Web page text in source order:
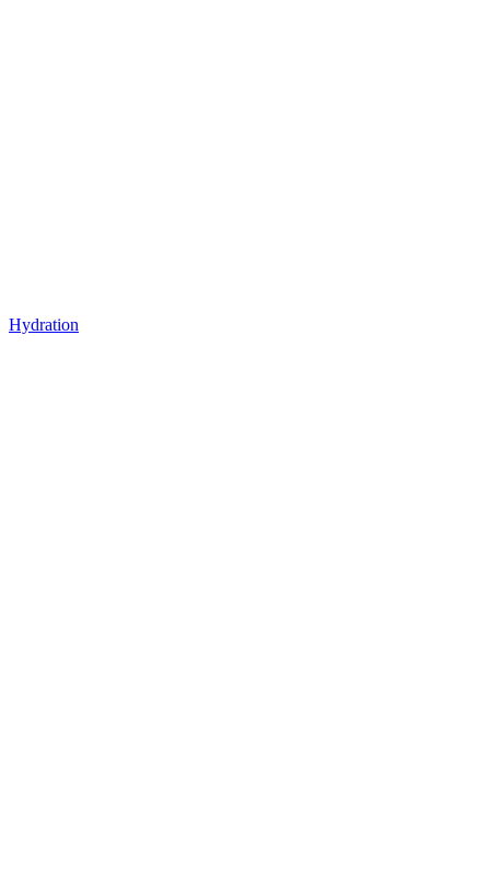
Hydration